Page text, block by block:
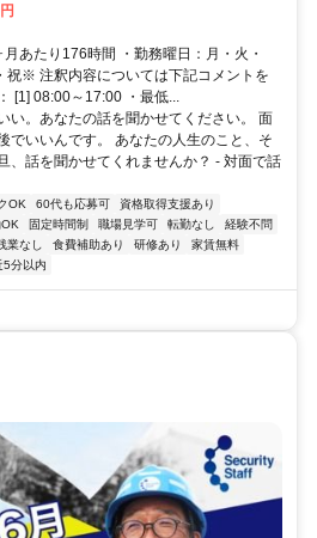
あたり176時間 ・勤務曜日：月・火・
※ 注釈内容については下記コメントを
[1] 08:00～17:00 ・最低...
い。あなたの話を聞かせてください。 面
でいいんです。 あなたの人生のこと、そ
、話を聞かせてくれませんか？ - 対面で話
OK 60代も応募可
資格取得支援あり
固定時間制 職場見学可 転勤なし
経験不問
業なし 食費補助あり 研修あり
家賃無料
5分以内